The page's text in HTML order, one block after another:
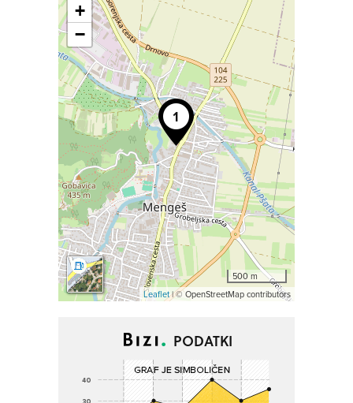
+
−
500 m
Leaflet| © OpenStreetMap contributors
PODATKI